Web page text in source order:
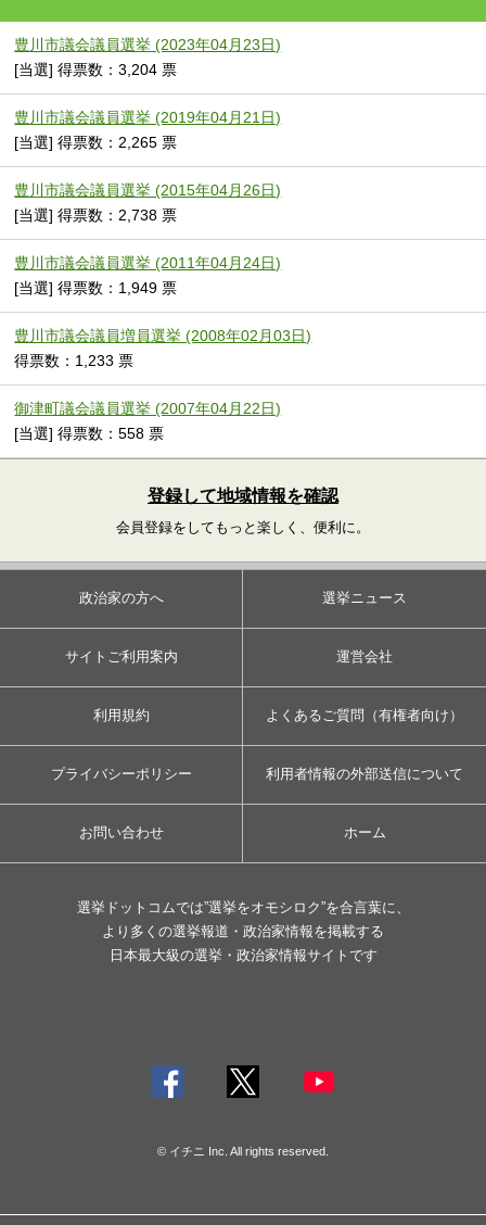
豊川市議会議員選挙 (2023年04月23日)
[当選] 得票数：3,204 票
豊川市議会議員選挙 (2019年04月21日)
[当選] 得票数：2,265 票
豊川市議会議員選挙 (2015年04月26日)
[当選] 得票数：2,738 票
豊川市議会議員選挙 (2011年04月24日)
[当選] 得票数：1,949 票
豊川市議会議員増員選挙 (2008年02月03日)
得票数：1,233 票
御津町議会議員選挙 (2007年04月22日)
[当選] 得票数：558 票
登録して地域情報を確認
会員登録をしてもっと楽しく、便利に。
政治家の方へ 選挙ニュース
サイトご利用案内 運営会社
利用規約 よくあるご質問（有権者向け）
プライバシーポリシー 利用者情報の外部送信について
お問い合わせ ホーム
選挙ドットコムでは”選挙をオモシロク”を合言葉に、
より多くの選挙報道・政治家情報を掲載する
日本最大級の選挙・政治家情報サイトです
© イチニ Inc. All rights reserved.